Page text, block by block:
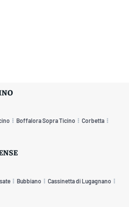
Boffalora Sopra Ticino Corbetta
Bubbiano Cassinetta di Lugagnano